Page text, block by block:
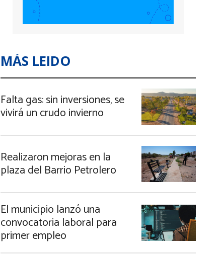
MÁS LEIDO
Falta gas: sin inversiones, se
vivirá un crudo invierno
Realizaron mejoras en la
plaza del Barrio Petrolero
El municipio lanzó una
convocatoria laboral para
primer empleo